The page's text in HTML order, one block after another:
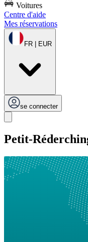
Voitures
Centre d'aide
Mes réservations
FR | EUR
se connecter
Petit-